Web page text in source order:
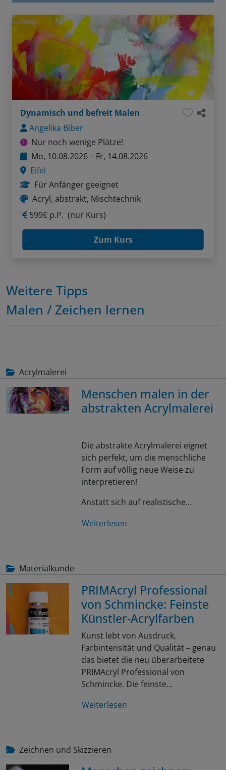
Dynamisch und befreit Malen
Angelika Biber
Nur noch wenige Plätze!
Mo, 10.08.2026 – Fr, 14.08.2026
Eifel
Für Anfänger geeignet
Acryl, abstrakt, Mischtechnik
599€ p.P. (nur Kurs)
Zum Kurs
Weitere Tipps
Malen / Zeichen lernen
Acrylmalerei
Menschen malen in der
abstrakten Acrylmalerei
Die abstrakte Acrylmalerei eignet
sich perfekt, um die menschliche
Form auf völlig neue Weise zu
interpretieren!
Anstatt sich auf realistische…
Weiterlesen
Materialkunde
PRIMAcryl Professional
von Schmincke: Feinste
Künstler-Acrylfarben
Kunst lebt von Ausdruck,
Farbintensität und Qualität – genau
das bietet die neu überarbeitete
PRIMAcryl Professional von
Schmincke. Die feinste…
Weiterlesen
Zeichnen und Skizzieren